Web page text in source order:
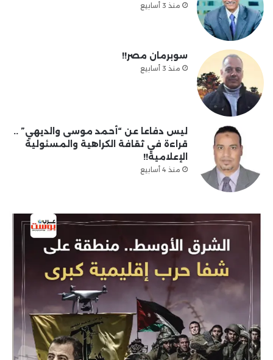
منذ 3 أسابيع
سوبرمان مصر!!
منذ 3 أسابيع
ليس دفاعا عن “أحمد موسى والديهي” ..
قراءة في ثقافة الكراهية والمسئولية
الإعلامية!!
منذ 4 أسابيع